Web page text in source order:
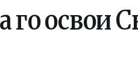
го освои